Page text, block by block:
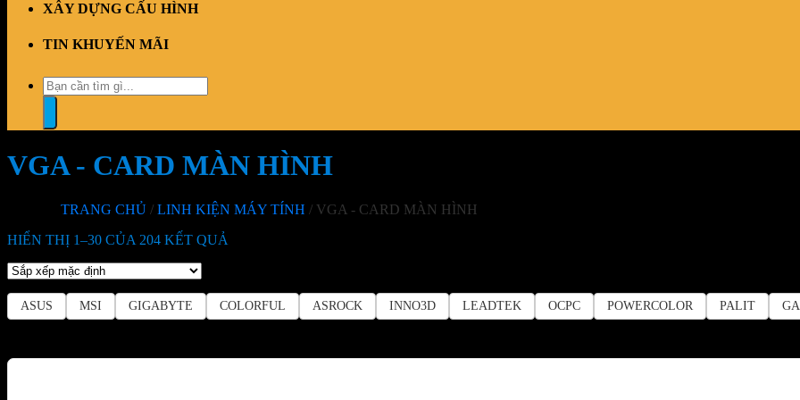
XÂY DỰNG CẤU HÌNH
TIN KHUYẾN MÃI
Tìm
kiếm:
VGA - CARD MÀN HÌNH
TRANG CHỦ / LINH KIỆN MÁY TÍNH / VGA - CARD MÀN HÌNH
HIỂN THỊ 1–30 CỦA 204 KẾT QUẢ
ASUS MSI GIGABYTE COLORFUL ASROCK INNO3D LEADTEK OCPC POWERCOLOR PALIT